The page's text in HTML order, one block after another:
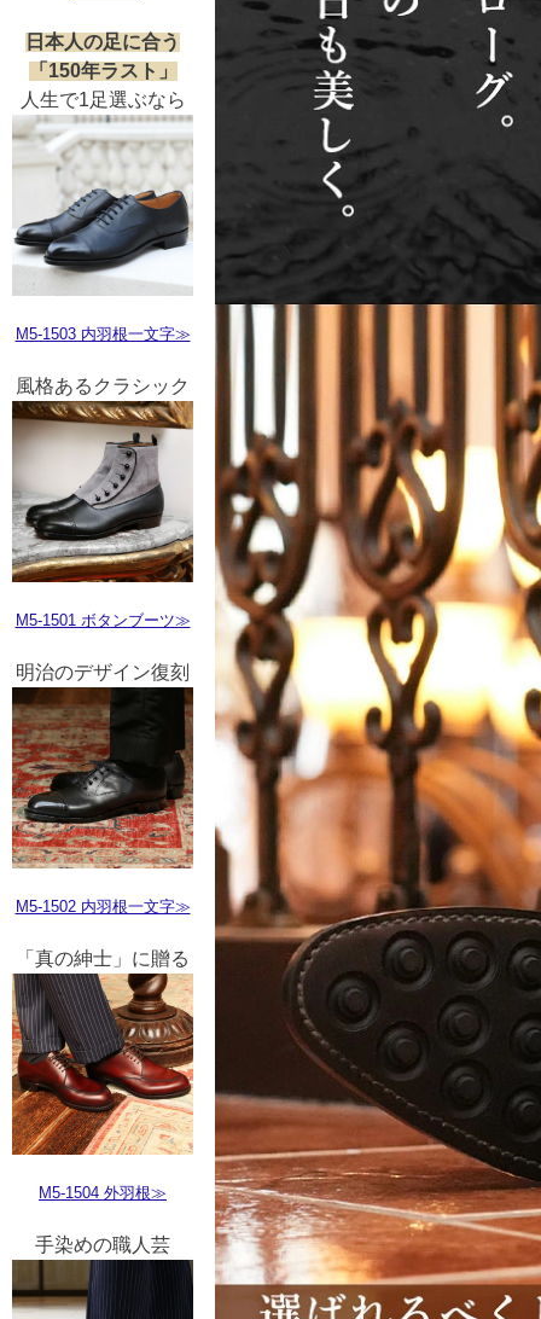
日本人の足に合う
「150年ラスト」
人生で1足選ぶなら
M5-1503 内羽根一文字≫
風格あるクラシック
M5-1501 ボタンブーツ≫
明治のデザイン復刻
M5-1502 内羽根一文字≫
「真の紳士」に贈る
M5-1504 外羽根≫
手染めの職人芸